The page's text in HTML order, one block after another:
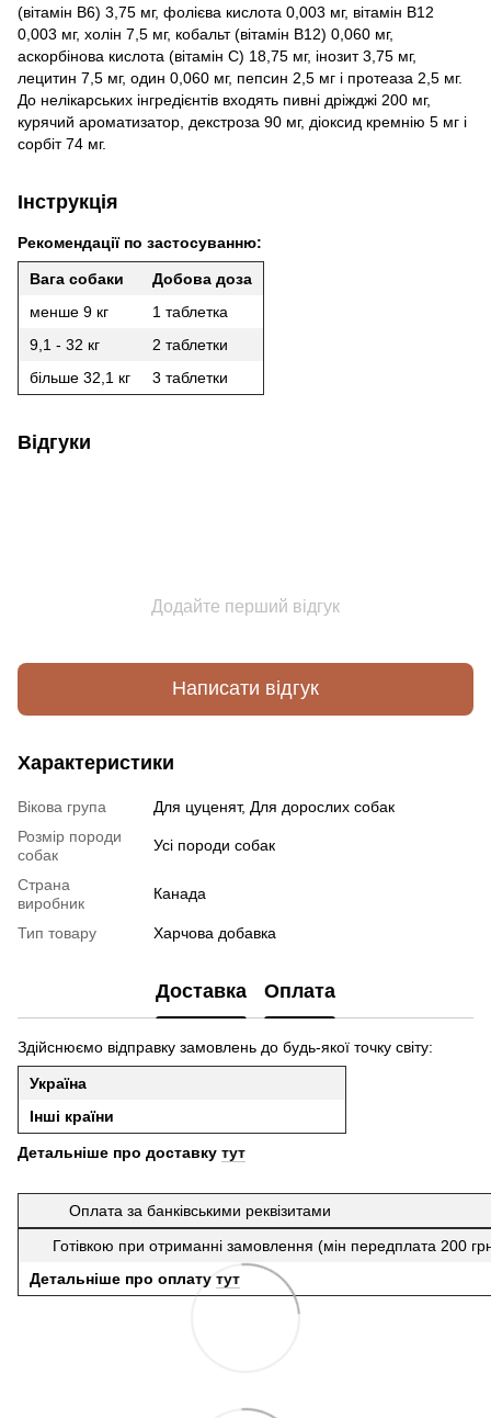
(вітамін B6) 3,75 мг, фолієва кислота 0,003 мг, вітамін В12
0,003 мг, холін 7,5 мг, кобальт (вітамін В12) 0,060 мг,
аскорбінова кислота (вітамін С) 18,75 мг, інозит 3,75 мг,
лецитин 7,5 мг, один 0,060 мг, пепсин 2,5 мг і протеаза 2,5 мг.
До нелікарських інгредієнтів входять пивні дріжджі 200 мг,
курячий ароматизатор, декстроза 90 мг, діоксид кремнію 5 мг і
сорбіт 74 мг.
Інструкція
Рекомендації по застосуванню:
Вага собаки
Добова доза
менше 9 кг
1 таблетка
9,1 - 32 кг
2 таблетки
більше 32,1 кг
3 таблетки
Відгуки
Додайте перший відгук
Написати відгук
Характеристики
Вікова група
Для цуценят, Для дорослих собак
Розмір породи
собак
Усі породи собак
Страна
виробник
Канада
Тип товару Харчова добавка
Доставка Оплата
Здійснюємо відправку замовлень до будь-якої точку світу:
Україна
Інші країни
Детальніше про доставку тут
Оплата за банківськими реквізитами
Готівкою при отриманні замовлення (мін передплата 200
Детальніше про оплату тут